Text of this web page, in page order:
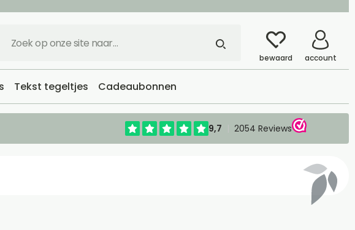
bewaard account
Tekst tegeltjes Cadeaubonnen